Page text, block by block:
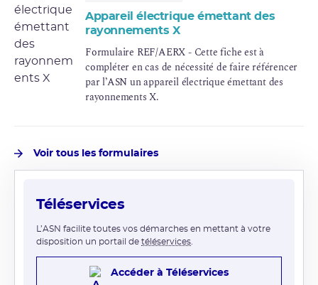
Appareil électrique émettant des
rayonnements X
Formulaire REF/AERX - Cette fiche est à
compléter en cas de nécessité de faire référencer
par l’ASN un appareil électrique émettant des
rayonnements X.
Voir tous les formulaires
Téléservices
L’ASN facilite toutes vos démarches en mettant à votre
disposition un portail de téléservices
Accéder à Téléservices